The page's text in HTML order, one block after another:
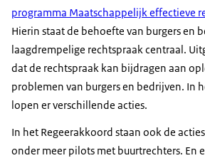
programma Maatschappelijk effectieve
Hierin staat de behoefte van burgers en
laagdrempelige rechtspraak centraal.
dat de rechtspraak kan bijdragen aan
problemen van burgers en bedrijven. In
lopen er verschillende acties.
In het Regeerakkoord staan ook de
onder meer pilots met buurtrechters. En